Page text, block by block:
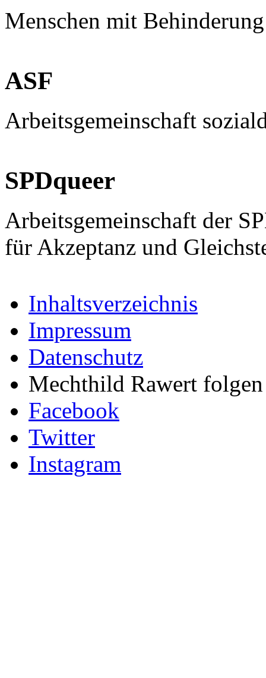
Menschen mit
ASF
Arbeitsgemeinschaft
SPDqueer
Arbeitsgemeinschaft der
für Akzeptanz und
Inhaltsverzeichnis
Impressum
Datenschutz
Mechthild Rawert
Facebook
Twitter
Instagram